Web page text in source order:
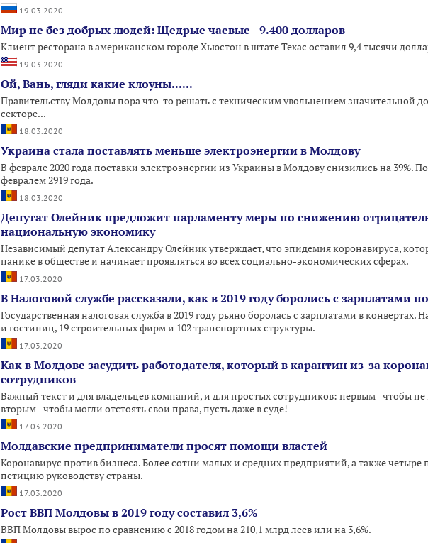
19.03.2020
Мир не без добрых людей: Щедрые чаевые - 9.400 долларов
Клиент ресторана в американском городе Хьюстон в штате Техас оставил 9,4 тысячи
19.03.2020
Ой, Вань, гляди какие клоуны......
Правительству Молдовы пора что-то решать с техническим увольнением значительной
секторе...
18.03.2020
Украина стала поставлять меньше электроэнергии в Молдову
В феврале 2020 года поставки электроэнергии из Украины в Молдову снизились на 39%.
февралем 2919 года.
18.03.2020
Депутат Олейник предложит парламенту меры по снижению
национальную экономику
Независимый депутат Александру Олейник утверждает, что эпидемия коронавируса,
панике в обществе и начинает проявляться во всех социально-экономических сферах.
17.03.2020
В Налоговой службе рассказали, как в 2019 году боролись с зарплатами
Государственная налоговая служба в 2019 году рьяно боролась с зарплатами в
и гостиниц, 19 строительных фирм и 102 транспортных структуры.
17.03.2020
Как в Молдове засудить работодателя, который в карантин из-за
сотрудников
Важный текст и для владельцев компаний, и для простых сотрудников: первым - чтобы не
вторым - чтобы могли отстоять свои права, пусть даже в суде!
17.03.2020
Молдавские предприниматели просят помощи властей
Коронавирус против бизнеса. Более сотни малых и средних предприятий, а также
петицию руководству страны.
17.03.2020
Рост ВВП Молдовы в 2019 году составил 3,6%
ВВП Молдовы вырос по сравнению с 2018 годом на 210,1 млрд леев или на 3,6%.